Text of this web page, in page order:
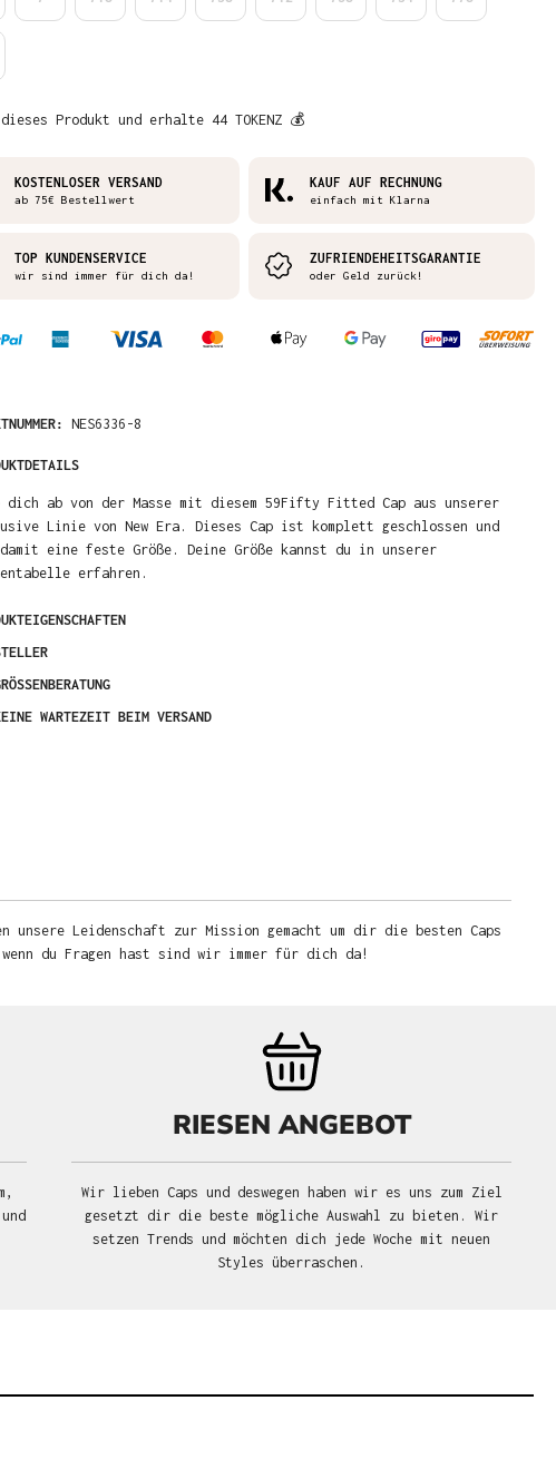
Produkt und erhalte 44 TOKENZ 💰
KOSTENLOSER VERSAND
ab 75€ Bestellwert
KAUF AUF RECHNUNG
einfach mit Klarna
TOP KUNDENSERVICE
wir sind immer für dich da!
ZUFRIENDEHEITSGARANTIE
oder Geld zurück!
NES6336-8
dich ab von der Masse mit diesem 59Fifty Fitted Cap aus unserer
Linie von New Era. Dieses Cap ist komplett geschlossen und
eine feste Größe. Deine Größe kannst du in unserer
erfahren.
WARTEZEIT BEIM VERSAND
Leidenschaft zur Mission gemacht um dir die besten Caps
du Fragen hast sind wir immer für dich da!
RIESEN ANGEBOT
Wir lieben Caps und deswegen haben wir es uns zum Ziel
gesetzt dir die beste mögliche Auswahl zu bieten. Wir
setzen Trends und möchten dich jede Woche mit neuen
Styles überraschen.